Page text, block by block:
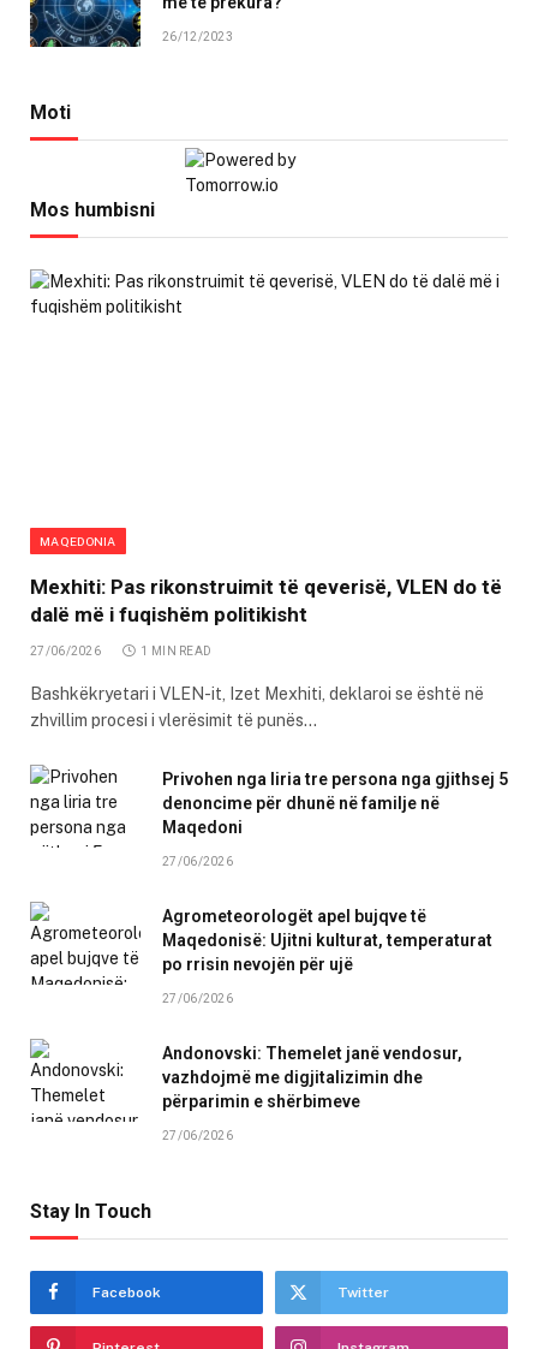
26/12/2023
Moti
Mos humbisni
MAQEDONIA
Mexhiti: Pas rikonstruimit të qeverisë, VLEN do të
dalë më i fuqishëm politikisht
27/06/2026 1 MIN READ
Bashkëkryetari i VLEN-it, Izet Mexhiti, deklaroi se është në
zhvillim procesi i vlerësimit të punës…
Privohen nga liria tre persona nga gjithsej 5
denoncime për dhunë në familje në
Maqedoni
27/06/2026
Agrometeorologët apel bujqve të
Maqedonisë: Ujitni kulturat, temperaturat
po rrisin nevojën për ujë
27/06/2026
Andonovski: Themelet janë vendosur,
vazhdojmë me digjitalizimin dhe
përparimin e shërbimeve
27/06/2026
Stay In Touch
Facebook Twitter